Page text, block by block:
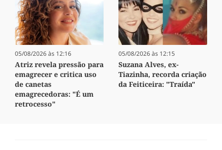
05/08/2026 às 12:16
Atriz revela pressão para
emagrecer e critica uso
de canetas
emagrecedoras: "É um
retrocesso"
05/08/2026 às 12:15
Suzana Alves, ex-
Tiazinha, recorda criação
da Feiticeira: "Traída"